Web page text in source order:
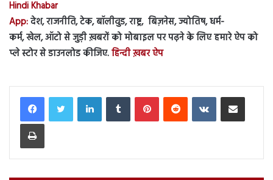
Hindi Khabar
App:देश, राजनीति, टेक, बॉलीवुड, राष्ट्र, बिज़नेस, ज्योतिष, धर्म-
कर्म, खेल, ऑटो से जुड़ी ख़बरों को मोबाइल पर पढ़ने के लिए हमारे ऐप को
प्ले स्टोर से डाउनलोड कीजिए.हिन्दी ख़बर ऐप
LinkedInTumblr PinterestReddit VKontakteShare via Email
Print